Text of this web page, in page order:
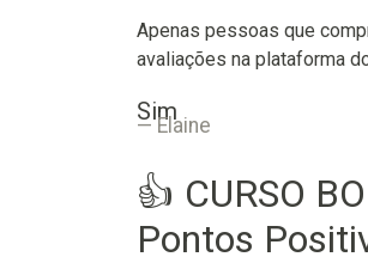
Apenas pessoas que
avaliações na plataforma
SimElaine
👍 CURSO
Pontos